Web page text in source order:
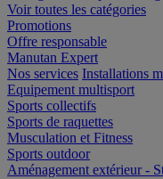
Voir toutes les catégories
Promotions
Offre responsable
Manutan Expert
Nos services Installations
Equipement multisport
Sports collectifs
Sports de raquettes
Musculation et Fitness
Sports outdoor
Aménagement extérieur -